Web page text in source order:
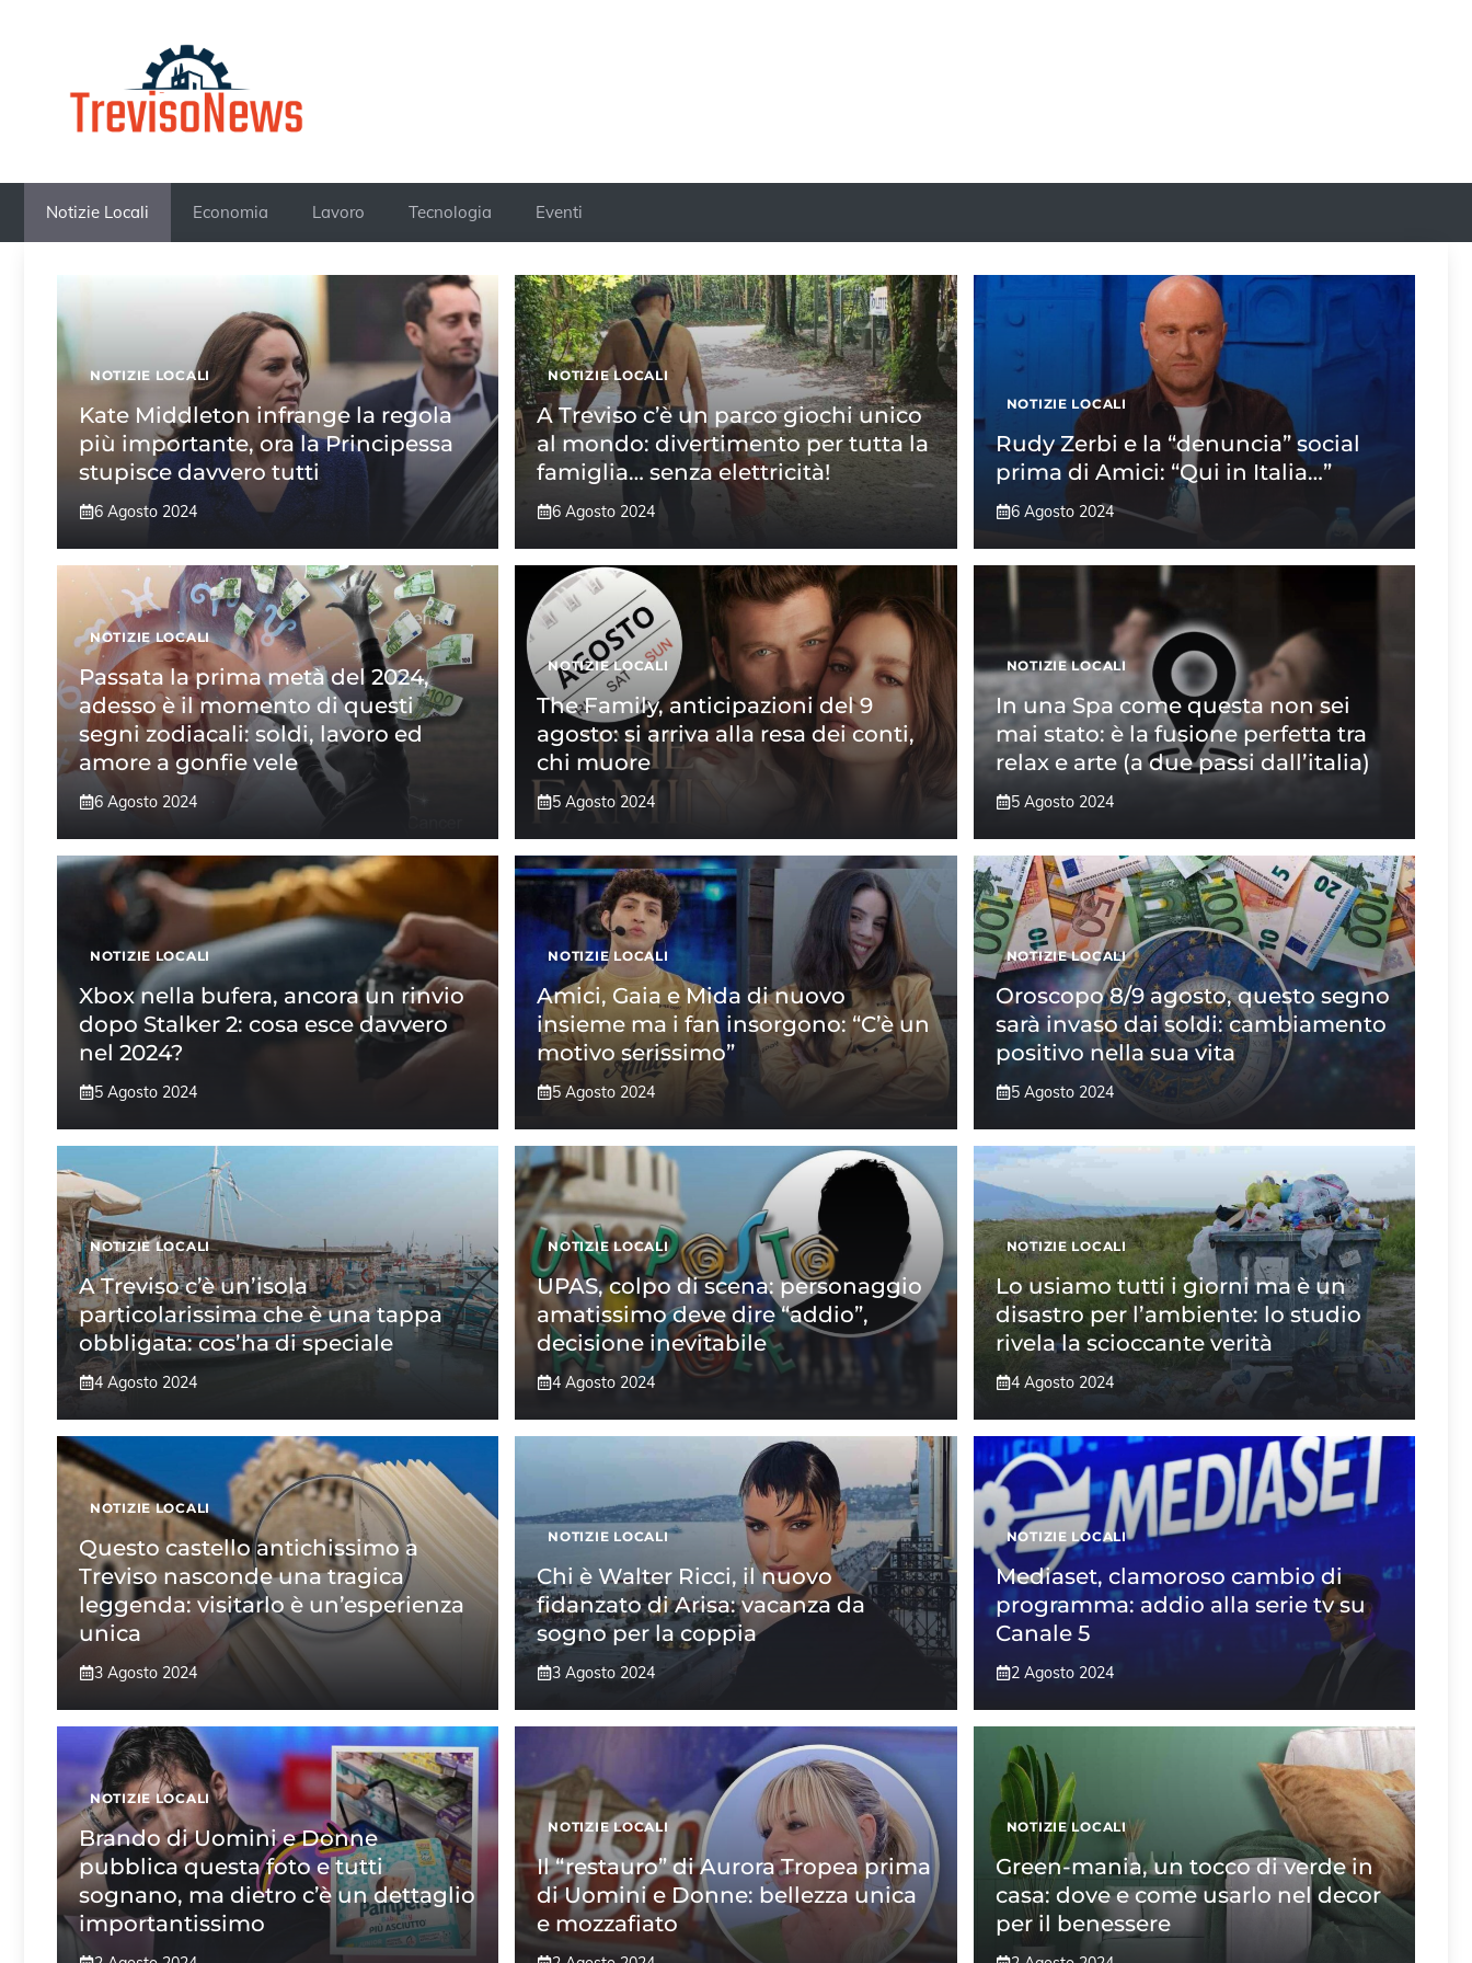
Notizie Locali Economia Lavoro Tecnologia Eventi
NOTIZIE LOCALI
Kate Middleton infrange la regola
più importante, ora la Principessa
stupisce davvero tutti
6 Agosto 2024
NOTIZIE LOCALI
A Treviso c’è un parco giochi unico
al mondo: divertimento per tutta la
famiglia… senza elettricità!
6 Agosto 2024
NOTIZIE LOCALI
Rudy Zerbi e la “denuncia” social
prima di Amici: “Qui in Italia…”
6 Agosto 2024
NOTIZIE LOCALI
Passata la prima metà del 2024,
adesso è il momento di questi
segni zodiacali: soldi, lavoro ed
amore a gonfie vele
6 Agosto 2024
NOTIZIE LOCALI
The Family, anticipazioni del 9
agosto: si arriva alla resa dei conti,
chi muore
5 Agosto 2024
NOTIZIE LOCALI
In una Spa come questa non sei
mai stato: è la fusione perfetta tra
relax e arte (a due passi dall’italia)
5 Agosto 2024
NOTIZIE LOCALI
Xbox nella bufera, ancora un rinvio
dopo Stalker 2: cosa esce davvero
nel 2024?
5 Agosto 2024
NOTIZIE LOCALI
Amici, Gaia e Mida di nuovo
insieme ma i fan insorgono: “C’è un
motivo serissimo”
5 Agosto 2024
NOTIZIE LOCALI
Oroscopo 8/9 agosto, questo segno
sarà invaso dai soldi: cambiamento
positivo nella sua vita
5 Agosto 2024
NOTIZIE LOCALI
A Treviso c’è un’isola
particolarissima che è una tappa
obbligata: cos’ha di speciale
4 Agosto 2024
NOTIZIE LOCALI
UPAS, colpo di scena: personaggio
amatissimo deve dire “addio”,
decisione inevitabile
4 Agosto 2024
NOTIZIE LOCALI
Lo usiamo tutti i giorni ma è un
disastro per l’ambiente: lo studio
rivela la scioccante verità
4 Agosto 2024
NOTIZIE LOCALI
Questo castello antichissimo a
Treviso nasconde una tragica
leggenda: visitarlo è un’esperienza
unica
3 Agosto 2024
NOTIZIE LOCALI
Chi è Walter Ricci, il nuovo
fidanzato di Arisa: vacanza da
sogno per la coppia
3 Agosto 2024
NOTIZIE LOCALI
Mediaset, clamoroso cambio di
programma: addio alla serie tv su
Canale 5
2 Agosto 2024
NOTIZIE LOCALI
Brando di Uomini e Donne
pubblica questa foto e tutti
sognano, ma dietro c’è un dettaglio
importantissimo
NOTIZIE LOCALI
Il “restauro” di Aurora Tropea prima
di Uomini e Donne: bellezza unica
e mozzafiato
NOTIZIE LOCALI
Green-mania, un tocco di verde in
casa: dove e come usarlo nel decor
per il benessere